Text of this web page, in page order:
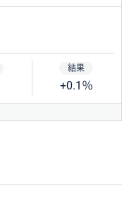
+0.1％